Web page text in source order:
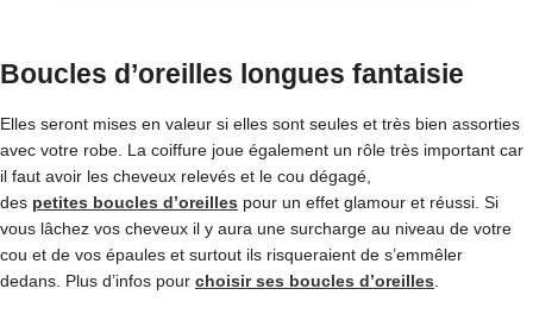
Boucles d’oreilles longues fantaisie
Elles seront mises en valeur si elles sont seules et très bien assorties
avec votre robe. La coiffure joue également un rôle très important car
il faut avoir les cheveux relevés et le cou dégagé,
des petites boucles d’oreilles pour un effet glamour et réussi. Si
vous lâchez vos cheveux il y aura une surcharge au niveau de votre
cou et de vos épaules et surtout ils risqueraient de s’emmêler
dedans. Plus d’infos pour choisir ses boucles d’oreilles